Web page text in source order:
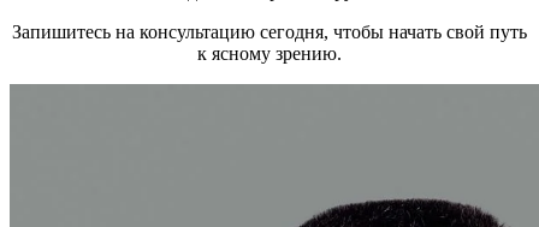
Запишитесь на консультацию сегодня, чтобы начать свой путь
к ясному зрению.